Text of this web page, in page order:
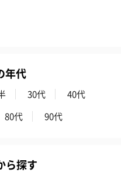
ティック
年代
30代
40代
80代 90代
ら探す